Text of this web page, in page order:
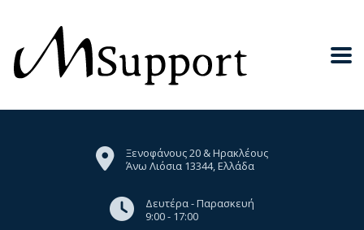
Ξενοφάνους 20 & Ηρακλέους
Άνω Λιόσια 13344, Ελλάδα
Δευτέρα - Παρασκευή
9:00 - 17:00